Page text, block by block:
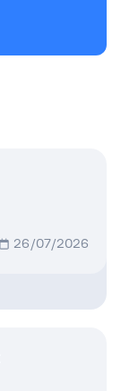
26/07/2026